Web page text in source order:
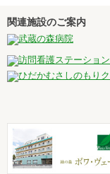
関連施設のご案内